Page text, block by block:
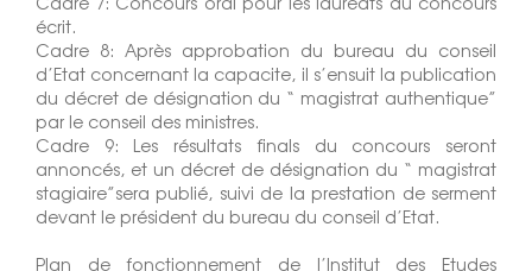
écrit.
Cadre 8: Après approbation du bureau du conseil
d’Etat concernant la capacite, il s’ensuit la publication
du décret de désignation du “ magistrat authentique”
par le conseil des ministres.
Cadre 9: Les résultats finals du concours seront
annoncés, et un décret de désignation du “ magistrat
stagiaire”sera publié, suivi de la prestation de serment
devant le président du bureau du conseil d’Etat.
Plan de fonctionnement de l’Institut des Etudes